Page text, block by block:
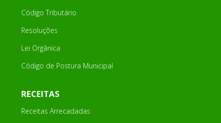
Código Tributário
Resoluções
Lei Orgânica
Código de Postura Municipal
RECEITAS
Receitas Arrecadadas